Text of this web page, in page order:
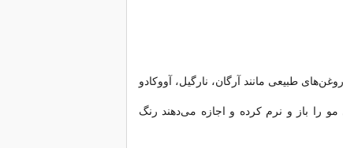
طبیعی مانند آرگان، نارگیل، آووکادو
مو را باز و نرم کرده و اجازه می‌دهند رنگ